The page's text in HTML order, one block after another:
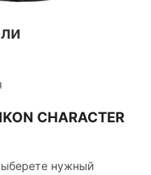
CHARACTER
нужный